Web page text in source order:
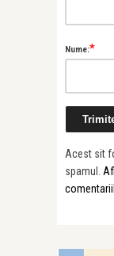
Nume:*
Acest sit
spamul.